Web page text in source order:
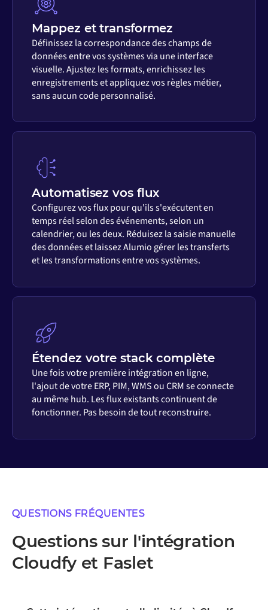
Mappez et transformez
Définissez la correspondance des champs de
données entre vos systèmes via une interface
visuelle. Ajustez les formats, enrichissez les
enregistrements et appliquez vos règles métier,
sans aucun code personnalisé.
Automatisez vos flux
Configurez vos flux pour qu'ils s'exécutent en
temps réel selon des événements, selon un
calendrier, ou les deux. Réduisez la saisie manuelle
des données et laissez Alumio gérer les transferts
et les transformations entre vos systèmes.
Étendez votre stack complète
Une fois votre première intégration en ligne,
l'ajout de votre ERP, PIM, WMS ou CRM se connecte
au même hub. Les flux existants continuent de
fonctionner. Pas besoin de tout reconstruire.
QUESTIONS FRÉQUENTES
Questions sur l'intégration
Cloudfy et Faslet